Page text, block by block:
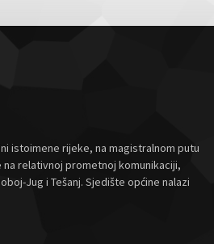
istoimene rijeke, na magistralnom putu
na relativnoj prometnoj komunikaciji,
Jug i Tešanj. Sjedište općine nalazi